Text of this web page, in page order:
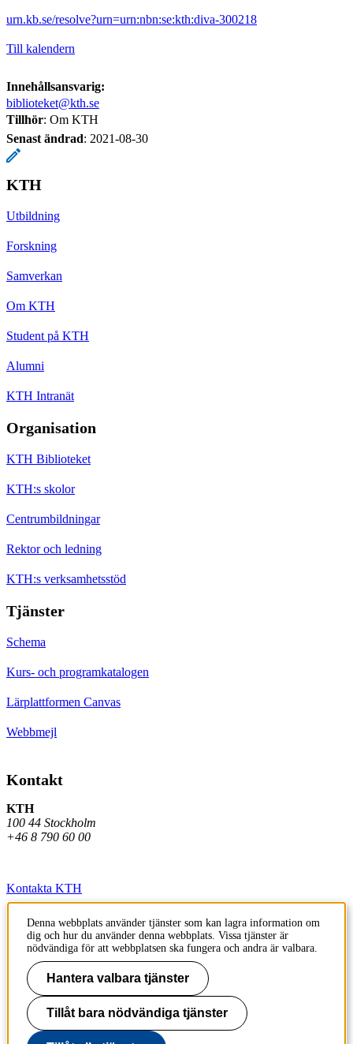
urn.kb.se/resolve?urn=urn:nbn:se:kth:diva-300218
Till kalendern
Innehållsansvarig:
biblioteket@kth.se
Tillhör: Om KTH
Senast ändrad: 2021-08-30
KTH
Utbildning
Forskning
Samverkan
Om KTH
Student på KTH
Alumni
KTH Intranät
Organisation
KTH Biblioteket
KTH:s skolor
Centrumbildningar
Rektor och ledning
KTH:s verksamhetsstöd
Tjänster
Schema
Kurs- och programkatalogen
Lärplattformen Canvas
Webbmejl
Kontakt
KTH
100 44 Stockholm
+46 8 790 60 00
Kontakta KTH
Jobba på KTH
Press och media
Faktura och betalning KTH
Om KTH:s webbplatser
Tillgänglighetsredogörelse
Denna webbplats använder tjänster som kan lagra information om
dig och hur du använder denna webbplats. Vissa tjänster är
nödvändiga för att webbplatsen ska fungera och andra är valbara.
Hantera valbara tjänster
Tillåt bara nödvändiga tjänster